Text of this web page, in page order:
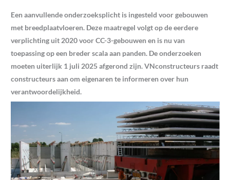
Een aanvullende onderzoeksplicht is ingesteld voor gebouwen
met breedplaatvloeren. Deze maatregel volgt op de eerdere
verplichting uit 2020 voor CC-3-gebouwen en is nu van
toepassing op een breder scala aan panden. De onderzoeken
moeten uiterlijk 1 juli 2025 afgerond zijn. VNconstructeurs raadt
constructeurs aan om eigenaren te informeren over hun
verantwoordelijkheid.